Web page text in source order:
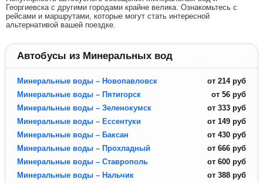
Георгиевска с другими городами крайне велика. Ознакомьтесь с
рейсами и маршрутами, которые могут стать интересной
альтернативой вашей поездке.
Автобусы из Минеральных вод
Минеральные воды – Новопавловск от 214 руб
Минеральные воды – Пятигорск
от 56 руб
Минеральные воды – Зеленокумск
от 333 руб
Минеральные воды – Ессентуки
от 149 руб
Минеральные воды – Баксан
от 430 руб
Минеральные воды – Прохладный
от 666 руб
Минеральные воды – Ставрополь
от 600 руб
Минеральные воды – Нальчик
от 388 руб